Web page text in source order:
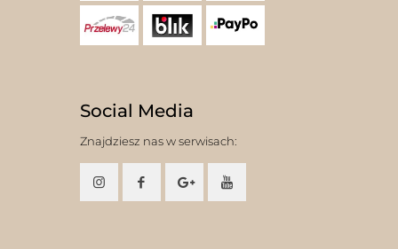
Social Media
Znajdziesz nas w serwisach: